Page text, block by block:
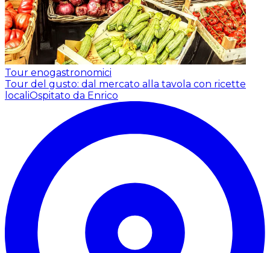
Tour enogastronomici
Tour del gusto: dal mercato alla tavola con ricette
localiOspitato da Enrico